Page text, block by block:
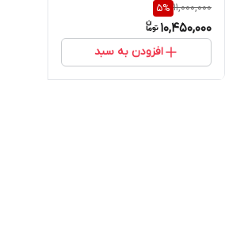
11,000,000
5%
10,450,000
افزودن به سبد